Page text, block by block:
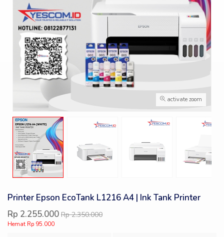
activate zoom
Printer Epson EcoTank L1216 A4 | Ink Tank Printer
Rp 2.255.000 Rp 2.350.000
Hemat Rp 95.000